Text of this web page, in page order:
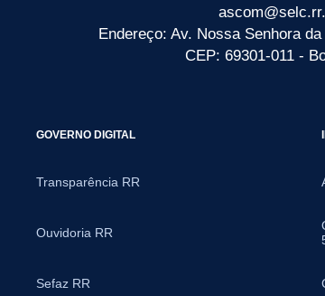
Endereço: Av. Nossa Senhora
CEP: 69301-011 -
GOVERNO DIGITAL
Transparência RR
Ouvidoria RR
Sefaz RR